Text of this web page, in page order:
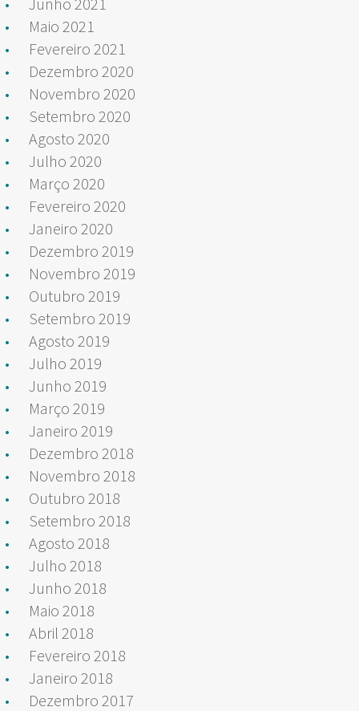
Maio 2021
Fevereiro 2021
Dezembro 2020
Novembro 2020
Setembro 2020
Agosto 2020
Julho 2020
Março 2020
Fevereiro 2020
Janeiro 2020
Dezembro 2019
Novembro 2019
Outubro 2019
Setembro 2019
Agosto 2019
Julho 2019
Junho 2019
Março 2019
Janeiro 2019
Dezembro 2018
Novembro 2018
Outubro 2018
Setembro 2018
Agosto 2018
Julho 2018
Junho 2018
Maio 2018
Abril 2018
Fevereiro 2018
Janeiro 2018
Dezembro 2017